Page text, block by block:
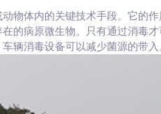
物体内的关键技术手段。它的
的病原微生物。只有通过消毒
辆消毒设备可以减少菌源的带入